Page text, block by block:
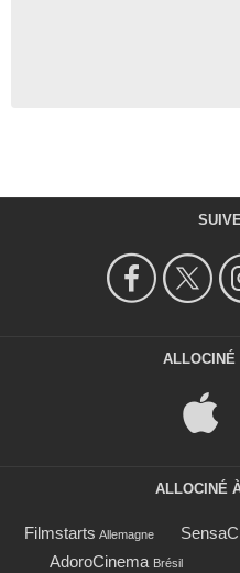
ALLOCINÉ
ALLOCINÉ
Filmstarts Allemagne
AdoroCinema Brésil